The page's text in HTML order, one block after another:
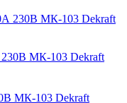
МК-103 Dekraft